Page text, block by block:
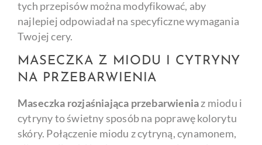
tych przepisów można modyfikować, aby
najlepiej odpowiadał na specyficzne wymagania
Twojej cery.
MASECZKA Z MIODU I CYTRYNY
NA PRZEBARWIENIA
Maseczka rozjaśniająca przebarwieniaz miodu i
cytryny to świetny sposób na poprawę kolorytu
skóry. Połączenie miodu z cytryną, cynamonem,